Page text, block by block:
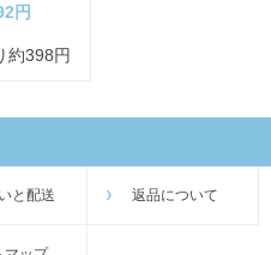
円
約398円
と配送 返品について